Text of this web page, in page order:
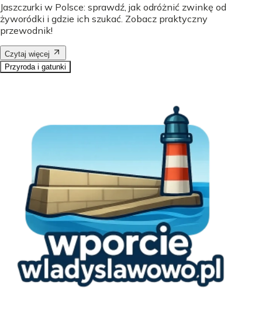
Jaszczurki w Polsce: sprawdź, jak odróżnić zwinkę od
żyworódki i gdzie ich szukać. Zobacz praktyczny
przewodnik!
Czytaj więcej
Przyroda i gatunki